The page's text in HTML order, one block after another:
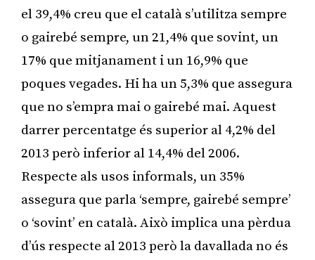
el 39,4% creu que el català s’utilitza sempre
o gairebé sempre, un 21,4% que sovint, un
17% que mitjanament i un 16,9% que
poques vegades. Hi ha un 5,3% que assegura
que no s’empra mai o gairebé mai. Aquest
darrer percentatge és superior al 4,2% del
2013 però inferior al 14,4% del 2006.
Respecte als usos informals, un 35%
assegura que parla ‘sempre, gairebé sempre’
o ‘sovint’ en català. Això implica una pèrdua
d’ús respecte al 2013 però la davallada no és